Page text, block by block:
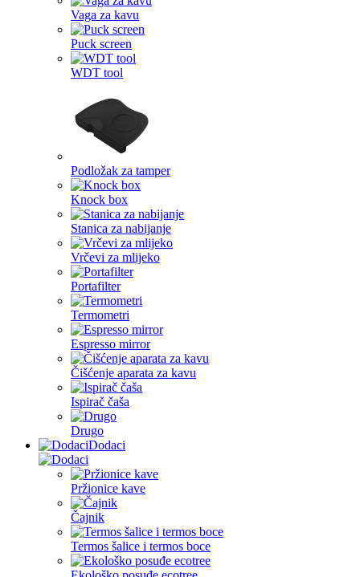
Vaga za kavu
Puck screen
WDT tool
Podložak za tamper
Knock box
Stanica za nabijanje
Vrčevi za mlijeko
Portafilter
Termometri
Espresso mirror
Čišćenje aparata za kavu
Ispirač čaša
Drugo
Dodaci
Pržionice kave
Čajnik
Termos šalice i termos boce